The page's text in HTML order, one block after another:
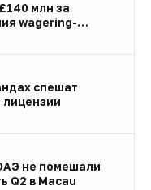
млн за
wagering-
спешат
лицензии
не помешали
Q2 в Macau